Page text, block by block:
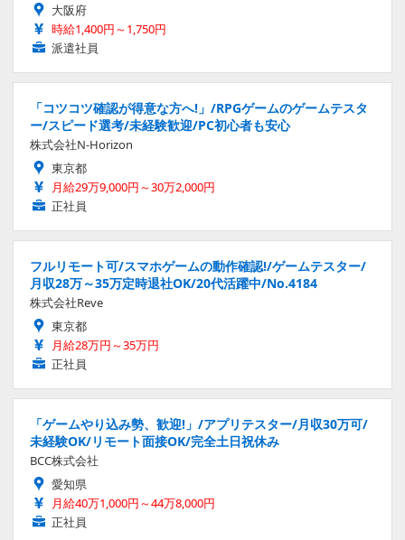
大阪府
時給1,400円～1,750円
派遣社員
「コツコツ確認が得意な方へ!」/RPGゲームのゲームテスタ
ー/スピード選考/未経験歓迎/PC初心者も安心
株式会社N-Horizon
東京都
月給29万9,000円～30万2,000円
正社員
フルリモート可/スマホゲームの動作確認!/ゲームテスター/
月収28万～35万定時退社OK/20代活躍中/No.4184
株式会社Reve
東京都
月給28万円～35万円
正社員
「ゲームやり込み勢、歓迎!」/アプリテスター/月収30万可/
未経験OK/リモート面接OK/完全土日祝休み
BCC株式会社
愛知県
月給40万1,000円～44万8,000円
正社員